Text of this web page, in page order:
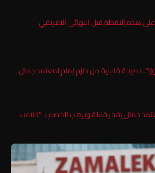
هذه النقطة قبل النهائى الافريقي
نصيحة قاسية من حازم إمام لمعتمد جمال
جمال يفجر قنبلة ويرهب الخصم بـ “اللاعب